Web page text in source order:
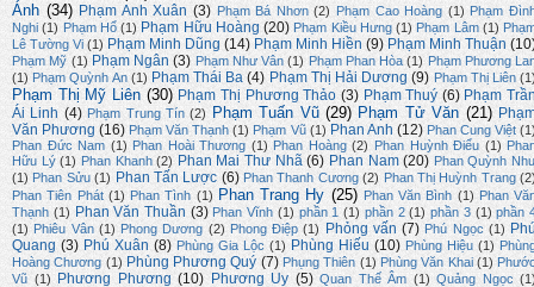
Ánh (34) Phạm Anh Xuân (3) Phạm Bá Nhơn (2) Phạm Cao Hoàng (1) Phạm
Nghi (1) Phạm Hổ (1) Phạm Hữu Hoàng (20) Phạm Kiều Hưng (1) Phạm Lâm (1)
Lê Tường Vi (1) Phạm Minh Dũng (14) Phạm Minh Hiền (9) Phạm Minh Thuận
Phạm Mỹ (1) Phạm Ngân (3) Phạm Như Vân (1) Phạm Phan Hòa (1) Phạm Phương
(1) Phạm Quỳnh An (1) Phạm Thái Ba (4) Phạm Thị Hải Dương (9) Phạm Thị Liên
Phạm Thị Mỹ Liên (30) Phạm Thị Phương Thảo (3) Phạm Thuý (6) Phạm
Ái Linh (4) Phạm Trung Tín (2) Phạm Tuấn Vũ (29) Phạm Tử Văn (21)
Văn Phương (16) Phạm Văn Thạnh (1) Phạm Vũ (1) Phan Anh (12) Phan Cung Việt
Phan Đức Nam (1) Phan Hoài Thương (1) Phan Hoàng (2) Phan Huỳnh Điểu (1)
Hữu Lý (1) Phan Khanh (2) Phan Mai Thư Nhã (6) Phan Nam (20) Phan Quỳnh
(1) Phan Sửu (1) Phan Tấn Lược (6) Phan Thanh Cương (2) Phan Thị Huỳnh Trang
Phan Tiên Phát (1) Phan Tình (1) Phan Trang Hy (25) Phan Văn Bình (1) Phan
Thạnh (1) Phan Văn Thuần (3) Phan Vĩnh (1) phần 1 (1) phần 2 (1) phần 3 (1) phần
(1) Phiêu Vân (1) Phong Dương (2) Phong Điệp (1) Phỏng vấn (7) Phú Ngọc (1)
Quang (3) Phú Xuân (8) Phùng Gia Lộc (1) Phùng Hiếu (10) Phùng Hiệu (1)
Hoàng Chương (1) Phùng Phương Quý (7) Phụng Thiên (1) Phùng Văn Khai (1)
Vũ (1) Phương Phương (10) Phương Uy (5) Quan Thế Âm (1) Quảng Ngọc